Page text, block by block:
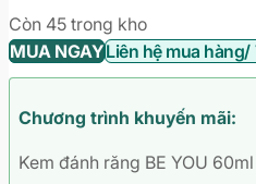
Còn 45 trong kho
MUA NGAYLiên hệ mua hàng/
Chương trình khuyến mãi:
Kem đánh răng BE YOU 60ml